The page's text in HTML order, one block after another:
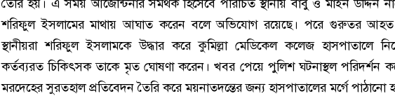
তৈরি হয়। এ সময় আর্জেন্টিনার সমর্থক হিসেবে পরিচিত স্থানীয় বাবু ও মাইন উদ্দিন
শরিফুল ইসলামের মাথায় আঘাত করেন বলে অভিযোগ রয়েছে। পরে গুরুতর আহত
স্থানীয়রা শরিফুল ইসলামকে উদ্ধার করে কুমিল্লা মেডিকেল কলেজ হাসপাতালে
কর্তব্যরত চিকিৎসক তাকে মৃত ঘোষণা করেন। খবর পেয়ে পুলিশ ঘটনাস্থল পরিদর্শন
মরদেহের সুরতহাল প্রতিবেদন তৈরি করে ময়নাতদন্তের জন্য হাসপাতালের মর্গে পাঠানো